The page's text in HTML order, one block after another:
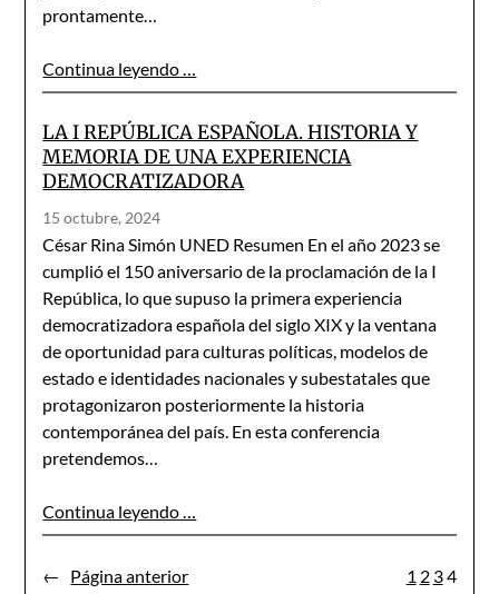
prontamente…
Continua leyendo …
LA I REPÚBLICA ESPAÑOLA. HISTORIA Y
MEMORIA DE UNA EXPERIENCIA
DEMOCRATIZADORA
15 octubre, 2024
César Rina Simón UNED Resumen En el año 2023 se
cumplió el 150 aniversario de la proclamación de la I
República, lo que supuso la primera experiencia
democratizadora española del siglo XIX y la ventana
de oportunidad para culturas políticas, modelos de
estado e identidades nacionales y subestatales que
protagonizaron posteriormente la historia
contemporánea del país. En esta conferencia
pretendemos…
Continua leyendo …
← Página anterior 1 2 34